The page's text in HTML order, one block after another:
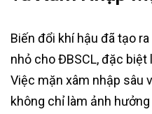
Biến đổi khí hậu đã tạo
nhỏ cho ĐBSCL, đặc
Việc mặn xâm nhập sâu
không chỉ làm ảnh